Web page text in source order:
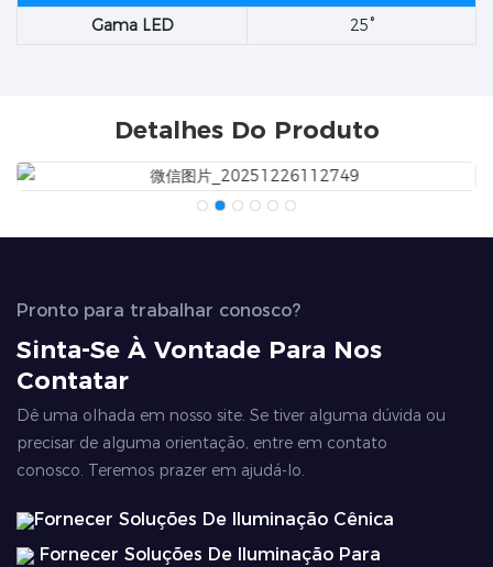
Gama LED
25°
Detalhes Do Produto
Pronto para trabalhar conosco?
Sinta-Se À Vontade Para Nos
Contatar
Dê uma olhada em nosso site. Se tiver alguma dúvida ou
precisar de alguma orientação, entre em contato
conosco. Teremos prazer em ajudá-lo.
Fornecer Soluções De Iluminação Cênica
Fornecer Soluções De Iluminação Para